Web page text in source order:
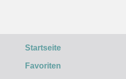
Startseite
Favoriten